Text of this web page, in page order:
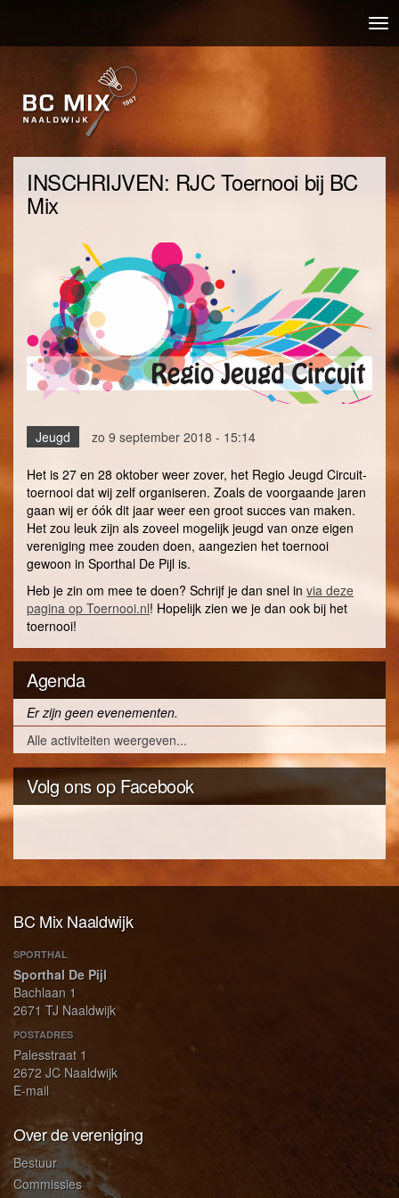
naar
gaan
INSCHRIJVEN: RJC Toernooi bij BC
Mix
Jeugd zo 9 september 2018 - 15:14
Het is 27 en 28 oktober weer zover, het Regio Jeugd Circuit-
toernooi dat wij zelf organiseren. Zoals de voorgaande jaren
gaan wij er óók dit jaar weer een groot succes van maken.
Het zou leuk zijn als zoveel mogelijk jeugd van onze eigen
vereniging mee zouden doen, aangezien het toernooi
gewoon in Sporthal De Pijl is.
Heb je zin om mee te doen? Schrijf je dan snel in via deze
pagina op Toernooi.nl! Hopelijk zien we je dan ook bij het
toernooi!
Agenda
Er zijn geen evenementen.
Alle activiteiten weergeven...
Volg ons op Facebook
BC Mix Naaldwijk
SPORTHAL
Sporthal De Pijl
Bachlaan 1
2671 TJ Naaldwijk
POSTADRES
Palesstraat 1
2672 JC Naaldwijk
E-mail
Over de vereniging
Bestuur
Commissies